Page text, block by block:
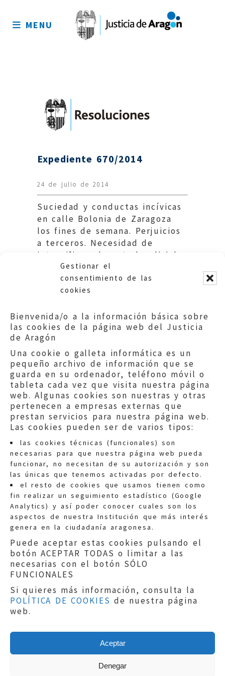
Gestionar el
consentimiento de las
cookies
Bienvenida/o a la información básica sobre
las cookies de la página web del Justicia
de Aragón
Una cookie o galleta informática es un
pequeño archivo de información que se
guarda en su ordenador, teléfono móvil o
tableta cada vez que visita nuestra página
web. Algunas cookies son nuestras y otras
pertenecen a empresas externas que
prestan servicios para nuestra página web.
Las cookies pueden ser de varios tipos:
las cookies técnicas (funcionales) son
necesarias para que nuestra página web pueda
funcionar, no necesitan de su autorización y son
las únicas que tenemos activadas por defecto.
el resto de cookies que usamos tienen como
fin realizar un seguimiento estadístico (Google
Analytics) y así poder conocer cuales son los
aspectos de nuestra Institución que más interés
genera en la ciudadanía aragonesa.
Puede aceptar estas cookies pulsando el
botón ACEPTAR TODAS o limitar a las
necesarias con el botón SÓLO
FUNCIONALES
Si quieres más información, consulta la
POLÍTICA DE COOKIES de nuestra página
web.
Aceptar
Denegar
sitio
MENU
Expediente 670/2014
24 de julio de 2014
Suciedad y conductas incívicas
en calle Bolonia de Zaragoza
los fines de semana. Perjuicios
a terceros. Necesidad de
intensificar el control policial.
Ayuntamiento de Zaragoza.
Quejas:quejas@eljusticiadearagon.es
Información general:
informacion@eljusticiadearagon.es
Teléfonos:900 210 210/
Aviso legal|Política de privacidad|
Protección de Datos
Política de cookies
Copyright © 2019El Justicia de Aragón|
Sephor Consulting